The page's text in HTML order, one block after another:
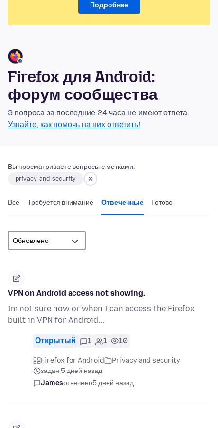
Подробнее
Firefox для Android:
форум сообщества
3 вопроса за последние 24 часа не имеют ответа.
Узнайте, как помочь на них ответить!
Вы просматриваете вопросы с метками:
privacy-and-security
Все Требуется внимание Отвеченные Готово
VPN on Android access not showing.
Im not sure how or when I can access the Firefox
built in VPN for Android...
Открытый 1 1 10
Firefox for Android
Privacy and security
задан 5 дней назад
Jamesотвечено5 дней назад